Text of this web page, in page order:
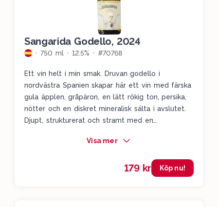
Sangarida Godello, 2024
750 ml 12.5% #70768
Ett vin helt i min smak. Druvan godello i
nordvästra Spanien skapar här ett vin med färska
gula äpplen, gråpäron, en lätt rökig ton, persika,
nötter och en diskret mineralisk sälta i avslutet.
Djupt, strukturerat och stramt med en
fingerspetsarna. Servera till grillad lax med
Visa mer
179 kr Köp nu!